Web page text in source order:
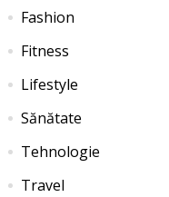
Fashion
Fitness
Lifestyle
Sănătate
Tehnologie
Travel